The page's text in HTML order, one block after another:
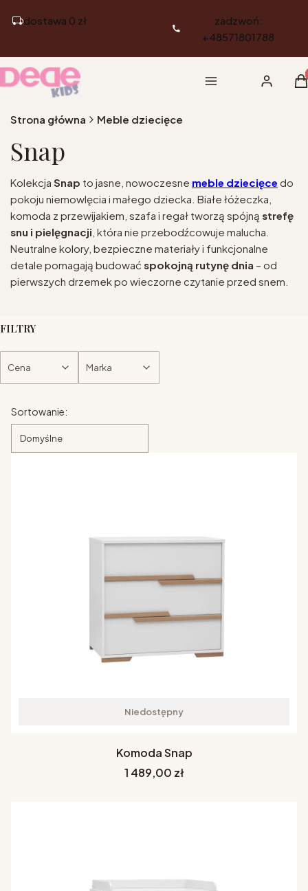
dostawa 0 zł
zadzwoń:
+48571801788
Menu Zaloguj się
Strona główna Meble dziecięce
Snap
Kolekcja Snap to jasne, nowoczesne meble dziecięce do
pokoju niemowlęcia i małego dziecka. Białe łóżeczka,
komoda z przewijakiem, szafa i regał tworzą spójną strefę
snu i pielęgnacji , która nie przebodźcowuje malucha.
Neutralne kolory, bezpieczne materiały i funkcjonalne
detale pomagają budować spokojną rutynę dnia – od
pierwszych drzemek po wieczorne czytanie przed snem.
FILTRY
Cena Marka
Lista produktów
Sortowanie:
Domyślne
Niedostępny
Komoda Snap
Cena
1 489,00 zł